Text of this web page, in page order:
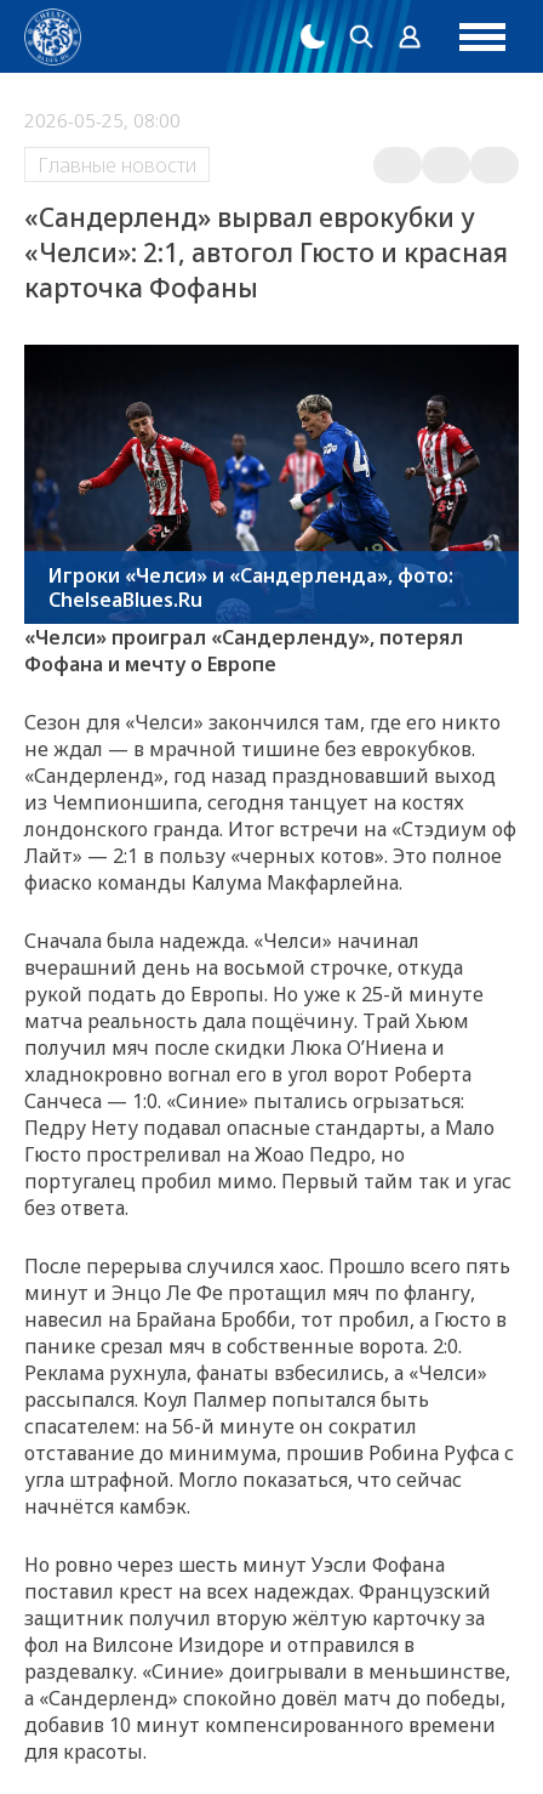
2026-05-25, 08:00
Главные новости
«Сандерленд» вырвал еврокубки у
«Челси»: 2:1, автогол Гюсто и красная
карточка Фофаны
Игроки «Челси» и «Сандерленда», фото:
ChelseaBlues.Ru
«Челси» проиграл «Сандерленду», потерял
Фофана и мечту о Европе
Сезон для «Челси» закончился там, где его никто
не ждал — в мрачной тишине без еврокубков.
«Сандерленд», год назад праздновавший выход
из Чемпионшипа, сегодня танцует на костях
лондонского гранда. Итог встречи на «Стэдиум оф
Лайт» — 2:1 в пользу «черных котов». Это полное
фиаско команды Калума Макфарлейна.
Сначала была надежда. «Челси» начинал
вчерашний день на восьмой строчке, откуда
рукой подать до Европы. Но уже к 25-й минуте
матча реальность дала пощёчину. Трай Хьюм
получил мяч после скидки Люка О’Ниена и
хладнокровно вогнал его в угол ворот Роберта
Санчеса — 1:0. «Синие» пытались огрызаться:
Педру Нету подавал опасные стандарты, а Мало
Гюсто простреливал на Жоао Педро, но
португалец пробил мимо. Первый тайм так и угас
без ответа.
После перерыва случился хаос. Прошло всего пять
минут и Энцо Ле Фе протащил мяч по флангу,
навесил на Брайана Бробби, тот пробил, а Гюсто в
панике срезал мяч в собственные ворота. 2:0.
Реклама рухнула, фанаты взбесились, а «Челси»
рассыпался. Коул Палмер попытался быть
спасателем: на 56-й минуте он сократил
отставание до минимума, прошив Робина Руфса с
угла штрафной. Могло показаться, что сейчас
начнётся камбэк.
Но ровно через шесть минут Уэсли Фофана
поставил крест на всех надеждах. Французский
защитник получил вторую жёлтую карточку за
фол на Вилсоне Изидоре и отправился в
раздевалку. «Синие» доигрывали в меньшинстве,
а «Сандерленд» спокойно довёл матч до победы,
добавив 10 минут компенсированного времени
для красоты.